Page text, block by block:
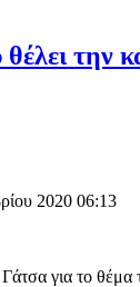
την
2020 06:13
για το θέμα